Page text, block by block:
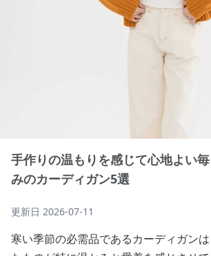
手作りの温もりを感じて心地よい
みのカーディガン5選
更新日 2026-07-11
寒い季節の必需品であるカーディガン